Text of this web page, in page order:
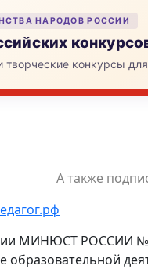
НАРОДОВ РОССИИ
творческие конкурсы
А также
МИНЮСТ РОССИИ №
образовательной